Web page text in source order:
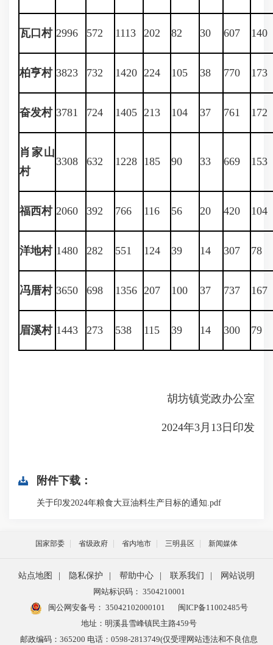
瓦口村 2996 572 1113 202 82 30 607 140
柏亨村 3823 732 1420 224 105 38 770 173
奋发村 3781 724 1405 213 104 37 761 172
肖家山
村
3308 632 1228 185 90 33 669 153
福西村 2060 392 766 116 56 20 420 104
洋地村 1480 282 551 124 39 14 307 78
冯厝村 3650 698 1356 207 100 37 737 167
眉溪村 1443 273 538 115 39 14 300 79
胡坊镇党政办公室
2024年3月13日印发
附件下载：
关于印发2024年粮食大豆油料生产目标的通知.pdf
国家部委 省级政府 省内地市 三明县区 新闻媒体
站点地图 隐私保护 帮助中心 联系我们
网站说明
网站标识码： 3504210001
闽公网安备号： 35042102000101
闽ICP备11002485号
地址：明溪县雪峰镇民主路459号
邮政编码：365200 电话：0598-2813749(仅受理网站违法和不良信息